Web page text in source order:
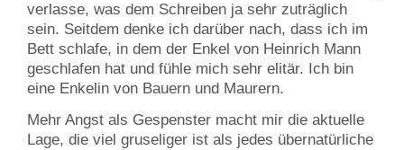
verlasse, was dem Schreiben ja sehr zuträglich
sein. Seitdem denke ich darüber nach, dass ich im
Bett schlafe, in dem der Enkel von Heinrich Mann
geschlafen hat und fühle mich sehr elitär. Ich bin
eine Enkelin von Bauern und Maurern.
Mehr Angst als Gespenster macht mir die aktuelle
Lage, die viel gruseliger ist als jedes übernatürliche